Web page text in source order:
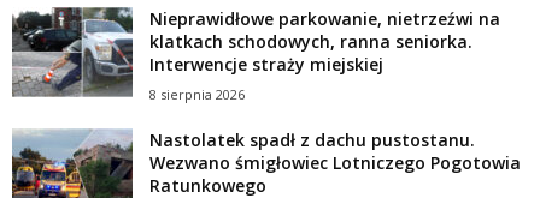
Nieprawidłowe parkowanie, nietrzeźwi na
klatkach schodowych, ranna seniorka.
Interwencje straży miejskiej
8 sierpnia 2026
Nastolatek spadł z dachu pustostanu.
Wezwano śmigłowiec Lotniczego Pogotowia
Ratunkowego